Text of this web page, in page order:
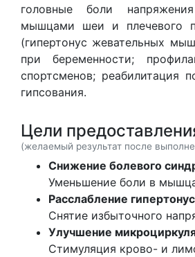
головные боли
мышцами шеи и плечевого
(гипертонус жевательных
при беременности;
спортсменов; реабилитация
гипсования.
Цели
(желаемый результат после
Снижение болевого
Уменьшение боли в
Расслабление
Снятие избыточного
Улучшение
Стимуляция крово- и